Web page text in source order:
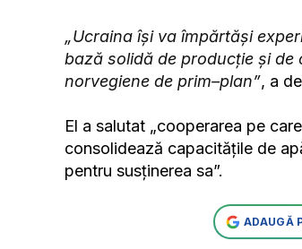
„Ucraina îşi va împărtăşi
bază solidă de producţie şi
norvegiene de prim–plan”, a
El a salutat „cooperarea pe
consolidează capacităţile de
pentru susţinerea sa”.
ADAUGĂ